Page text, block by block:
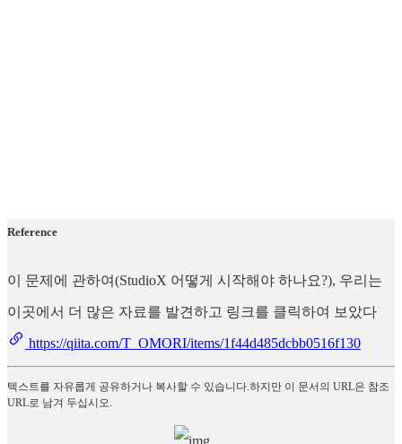
Reference
이 문제에 관하여(StudioX 어떻게 시작해야 하나요?), 우리는
이곳에서 더 많은 자료를 발견하고 링크를 클릭하여 보았다
https://qiita.com/T_OMORI/items/1f44d485dcbb0516f130
텍스트를 자유롭게 공유하거나 복사할 수 있습니다.하지만 이 문서의 URL은 참조
URL로 남겨 두십시오.